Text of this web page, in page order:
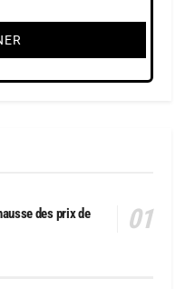
des prix de